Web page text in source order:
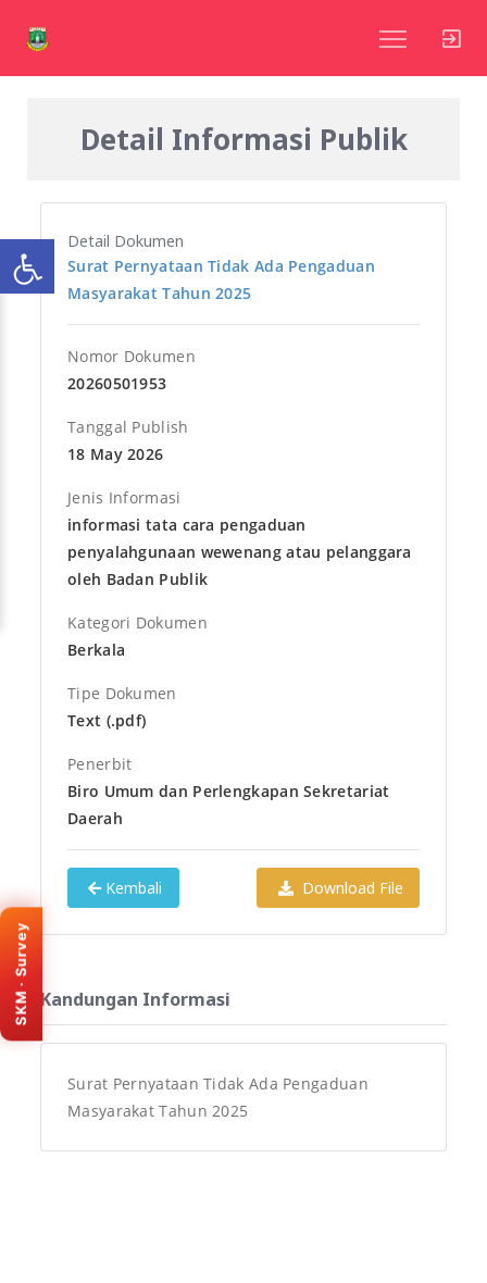
Detail Informasi Publik
Detail Dokumen
Surat Pernyataan Tidak Ada Pengaduan
Masyarakat Tahun 2025
Nomor Dokumen
20260501953
Tanggal Publish
18 May 2026
Jenis Informasi
informasi tata cara pengaduan
penyalahgunaan wewenang atau pelanggara
oleh Badan Publik
Kategori Dokumen
Berkala
Tipe Dokumen
Text (.pdf)
Penerbit
Biro Umum dan Perlengkapan Sekretariat
Daerah
Kembali Download File
Kandungan Informasi
Surat Pernyataan Tidak Ada Pengaduan
Masyarakat Tahun 2025
SKM · Survey
KEMENPAN · SKM
Survey Kepuasan
Banten. Isi survey melalui
portal resmi SKM (tab
baru).
Isi survey sekarang